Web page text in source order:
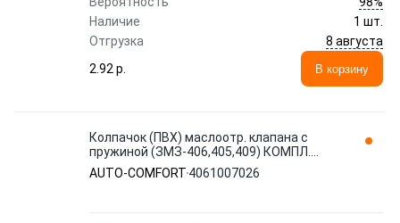
Наличие
1 шт.
Отгрузка
8 августа
2.92 p.
В корзину
Колпачок (ПВХ) маслоотр. клапана с
пружиной (ЗМЗ-406,405,409) КОМПЛ.
(16шт) фвнутр=7/11- L=20 4061007026
AUTO-COMFORT
AUTO-COMFORT 4061007026